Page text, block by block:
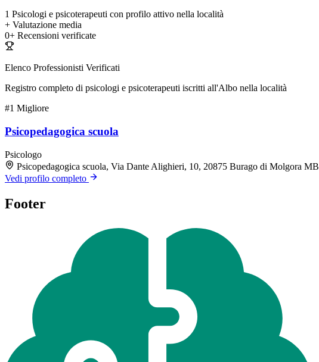
1 Psicologi e psicoterapeuti con profilo attivo nella località
+ Valutazione media
0+ Recensioni verificate
Elenco Professionisti Verificati
Registro completo di psicologi e psicoterapeuti iscritti all'Albo nella località
#1 Migliore
Psicopedagogica scuola
Psicologo
Psicopedagogica scuola, Via Dante Alighieri, 10, 20875 Burago di Molgora MB
Vedi profilo completo
Footer